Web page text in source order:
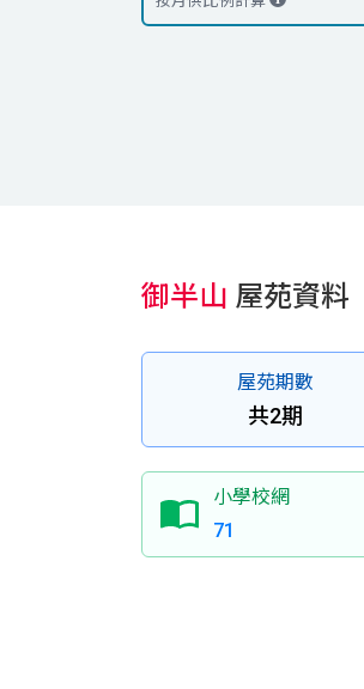
御半山 屋苑資料
屋苑期數
共2期
小學校網
71